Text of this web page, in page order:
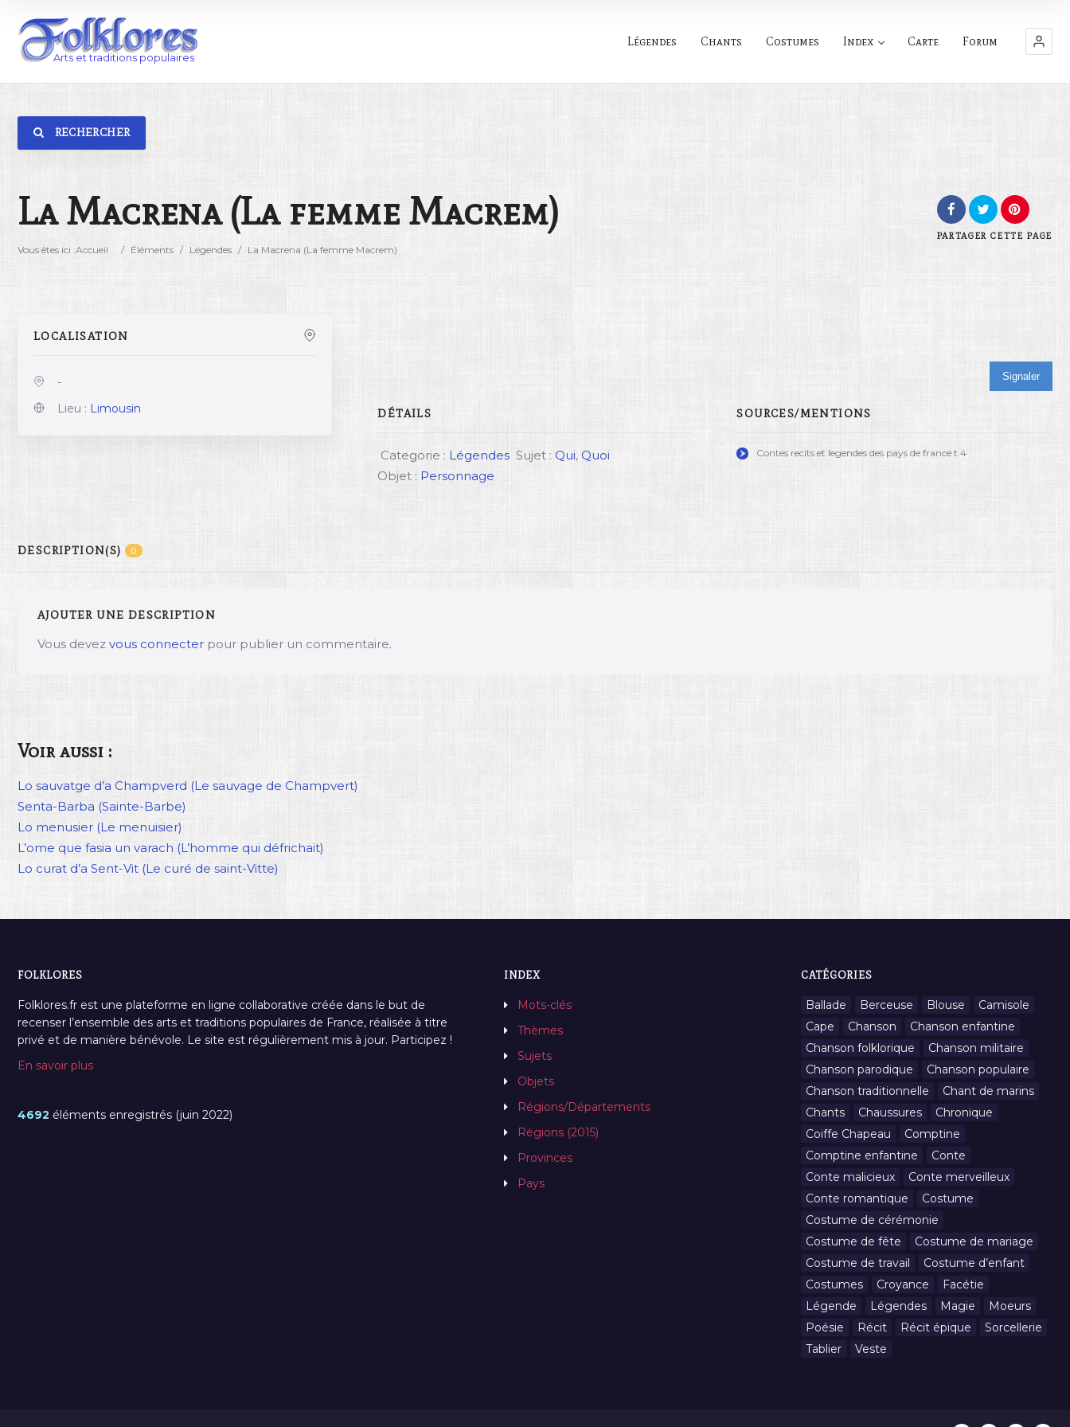
Légendes Chants Costumes Index Carte Forum
RECHERCHER
La Macrena (La femme Macrem)
Vous êtes ici :Accueil / Éléments / Légendes / La Macrena (La femme Macrem)
PARTAGER CETTE PAGE
LOCALISATION
-
Lieu : Limousin
Signaler
DÉTAILS
Categorie : Légendes Sujet : Qui,Quoi
Objet : Personnage
SOURCES/MENTIONS
Contes recits et legendes des pays de france t.4
DESCRIPTION(S) 0
AJOUTER UNE DESCRIPTION
Vous devez vous connecter pour publier un commentaire.
Voir aussi :
Lo sauvatge d’a Champverd (Le sauvage de Champvert)
Senta-Barba (Sainte-Barbe)
Lo menusier (Le menuisier)
L’ome que fasia un varach (L’homme qui défrichait)
Lo curat d’a Sent-Vit (Le curé de saint-Vitte)
FOLKLORES
Folklores.fr est une plateforme en ligne collaborative créée dans le but de
recenser l’ensemble des arts et traditions populaires de France, réalisée à titre
privé et de manière bénévole. Le site est régulièrement mis à jour. Participez !
En savoir plus
4692 éléments enregistrés (juin 2022)
INDEX
Mots-clés
Thèmes
Sujets
Objets
Régions/Départements
Régions (2015)
Provinces
Pays
CATÉGORIES
Ballade Berceuse Blouse
Camisole
Cape
Chanson
Chanson enfantine
Chanson folklorique
Chanson militaire
Chanson parodique
Chanson populaire
Chanson traditionnelle
Chant de marins
Chants
Chaussures
Chronique
Coiffe Chapeau
Comptine
Comptine enfantine
Conte
Conte malicieux
Conte merveilleux
Conte romantique
Costume
Costume de cérémonie
Costume de fête
Costume de mariage
Costume de travail
Costume d’enfant
Costumes
Croyance
Facétie
Légende
Légendes Magie
Moeurs
Poésie
Récit Récit épique
Sorcellerie
Tablier
Veste